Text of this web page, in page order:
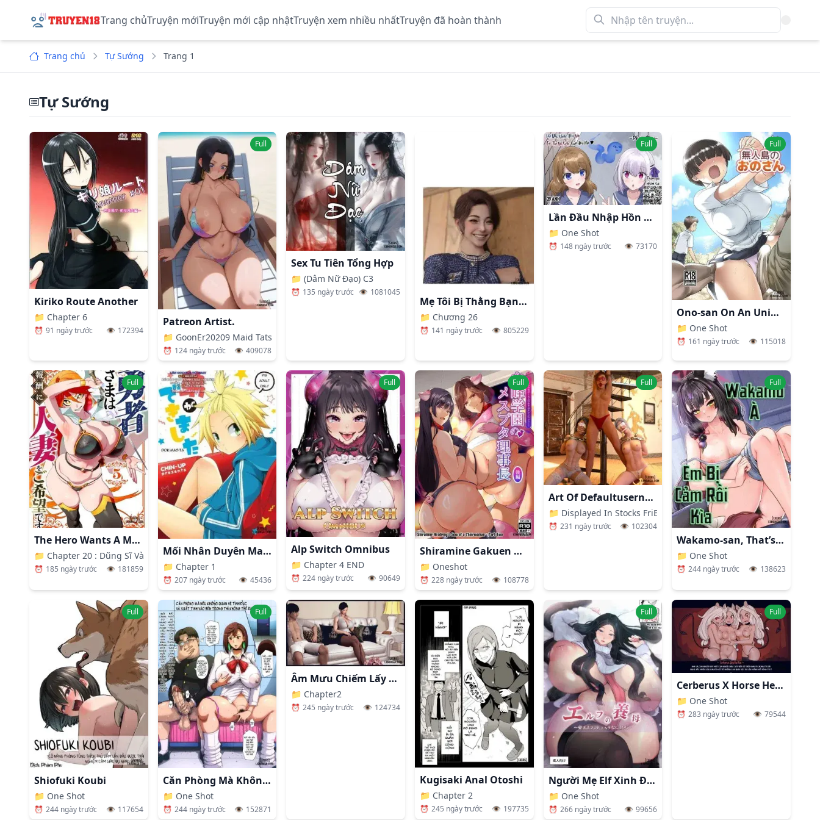
Trang chủTruyện mớiTruyện mới cập nhậtTruyện xem nhiều nhấtTruyện đã hoàn thành
Trang chủ Tự Sướng Trang 1
Tự Sướng
Kiriko Route Another
📁 Chapter 6
⏰ 91 ngày trước 👁️ 172394
Full
Patreon Artist.
📁 GoonEr20209 Maid Tatsumaki
⏰ 124 ngày trước 👁️ 409078
Sex Tu Tiên Tổng Hợp
📁 (Dâm Nữ Đạo) C3
⏰ 135 ngày trước 👁️ 1081045
Mẹ Tôi Bị Thằng Bạn Chơi.
📁 Chương 26
⏰ 141 ngày trước 👁️ 805229
Full
Lần Đầu Nhập Hồn Vào Cơ Thể Nữ Sinh Của Hồn Ma
📁 One Shot
⏰ 148 ngày trước 👁️ 73170
Full
Ono-san On An Uninhabited Island
📁 One Shot
⏰ 161 ngày trước 👁️ 115018
Full
The Hero Wants A Married Woman As A Reward
📁 Chapter 20 : Dũng Sĩ Và Giải Đấu Võ Thuật (Phần 1)
⏰ 185 ngày trước 👁️ 181859
Mối Nhân Duyên Mang Tên Em Trai
📁 Chapter 1
⏰ 207 ngày trước 👁️ 45436
Full
Alp Switch Omnibus
📁 Chapter 4 END
⏰ 224 ngày trước 👁️ 90649
Full
Shiramine Gakuen No Mesubuta Rijichou Zenpen
📁 Oneshot
⏰ 228 ngày trước 👁️ 108778
Full
Art Of Defaultusername29
📁 Displayed In Stocks FriENDs (The Witcher)
⏰ 231 ngày trước 👁️ 102304
Full
Wakamo-san, That’s A Cold
📁 One Shot
⏰ 244 ngày trước 👁️ 138623
Full
Shiofuki Koubi
📁 One Shot
⏰ 244 ngày trước 👁️ 117654
Full
Căn Phòng Mà Không Sex Thì Không Thể Thoát Ra (Dandadan)
📁 One Shot
⏰ 244 ngày trước 👁️ 152871
Âm Mưu Chiếm Lấy Người Mẹ Xinh Đẹp
📁 Chapter2
⏰ 245 ngày trước 👁️ 124734
Kugisaki Anal Otoshi
📁 Chapter 2
⏰ 245 ngày trước 👁️ 197735
Full
Người Mẹ Elf Xinh Đẹp Của Tôi
📁 One Shot
⏰ 266 ngày trước 👁️ 99656
Full
Cerberus X Horse Helltaker
📁 One Shot
⏰ 283 ngày trước 👁️ 79544